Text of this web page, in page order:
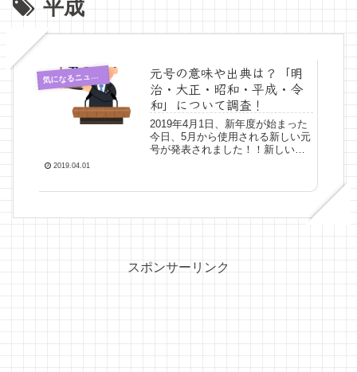
平成
気
になるニュース
元号の意味や出典は？「明
治・大正・昭和・平成・令
和」について調査！
2019年4月1日、新年度が始まった
今日、5月から使用される新しい元
号が発表されました！！新しい元
2019.04.01
スポンサーリンク